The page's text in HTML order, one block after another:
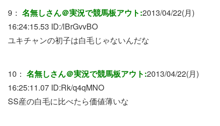
9： 名無しさん＠実況で競馬板アウト:2013/04/22(月)
16:24:15.53 ID:/lBrGvvBO
ユキチャンの初子は白毛じゃないんだな
10： 名無しさん＠実況で競馬板アウト:2013/04/22(月)
16:25:11.07 ID:Rk/q4qMNO
SS産の白毛に比べたら価値薄いな